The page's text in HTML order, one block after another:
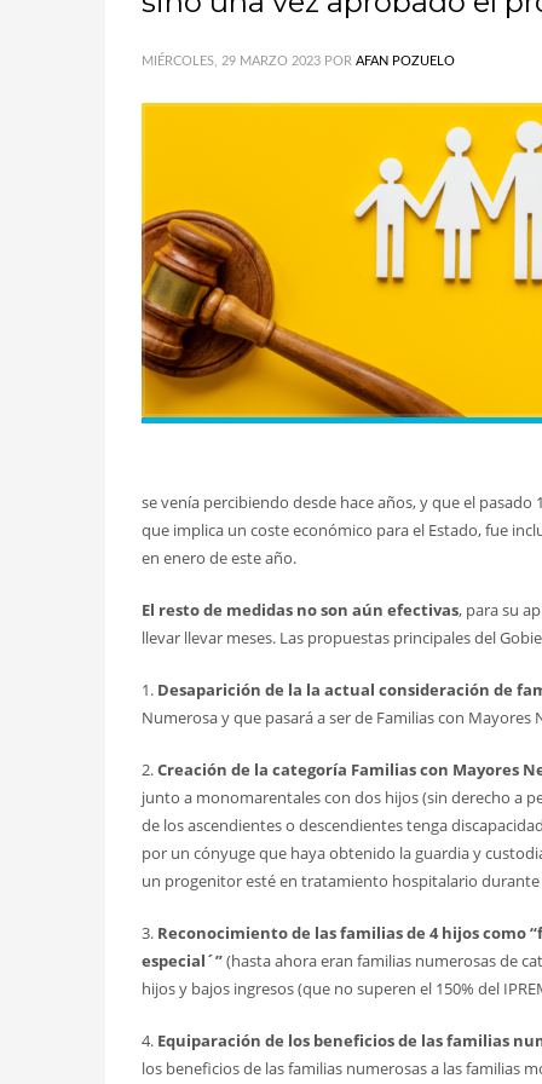
MIÉRCOLES, 29 MARZO 2023 POR AFAN POZUELO
se venía percibiendo desde hace años, y que el
que implica un coste económico para el Estado, fue
en enero de este año.
El resto de medidas no son aún efectivas, para su
llevar llevar meses. Las propuestas principales del
1. Desaparición de la la actual consideración de
Numerosa y que pasará a ser de Familias con Mayores
2.Creación de la categoría Familias con Mayores
junto a monomarentales con dos hijos (sin derecho a
de los ascendientes o descendientes tenga
por un cónyuge que haya obtenido la guardia y
un progenitor esté en tratamiento hospitalario
3. Reconocimiento de las familias de 4 hijos como
especial´”(hasta ahora eran familias numerosas de
hijos y bajos ingresos (que no superen el 150% del
4. Equiparación de los beneficios de las familias
los beneficios de las familias numerosas a las familias